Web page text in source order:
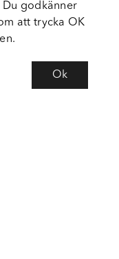
godkänner
att trycka OK
Ok